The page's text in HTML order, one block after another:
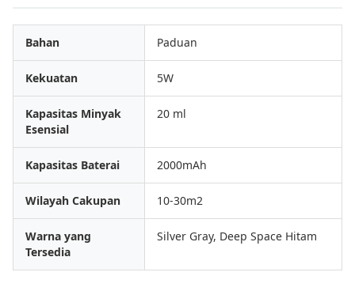
Bahan Paduan
Kekuatan 5W
Kapasitas Minyak
Esensial
20 ml
Kapasitas Baterai 2000mAh
Wilayah Cakupan 10-30m2
Warna yang
Tersedia
Silver Gray, Deep Space Hitam